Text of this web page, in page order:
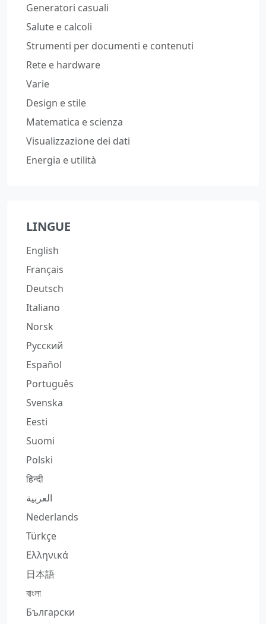
Generatori casuali
Salute e calcoli
Strumenti per documenti e contenuti
Rete e hardware
Varie
Design e stile
Matematica e scienza
Visualizzazione dei dati
Energia e utilità
LINGUE
English
Français
Deutsch
Italiano
Norsk
Русский
Español
Português
Svenska
Eesti
Suomi
Polski
हिन्दी
العربية
Nederlands
Türkçe
Ελληνικά
日本語
বাংলা
Български